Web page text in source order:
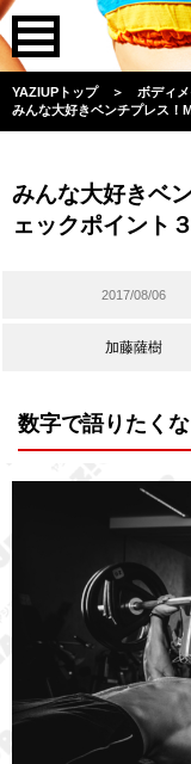
YAZIUPトップ ＞ ボディ
みんな大好きベンチプレス！
みんな大好きベ
ェックポイント
2017/08/06
加藤薩樹
数字で語りたく